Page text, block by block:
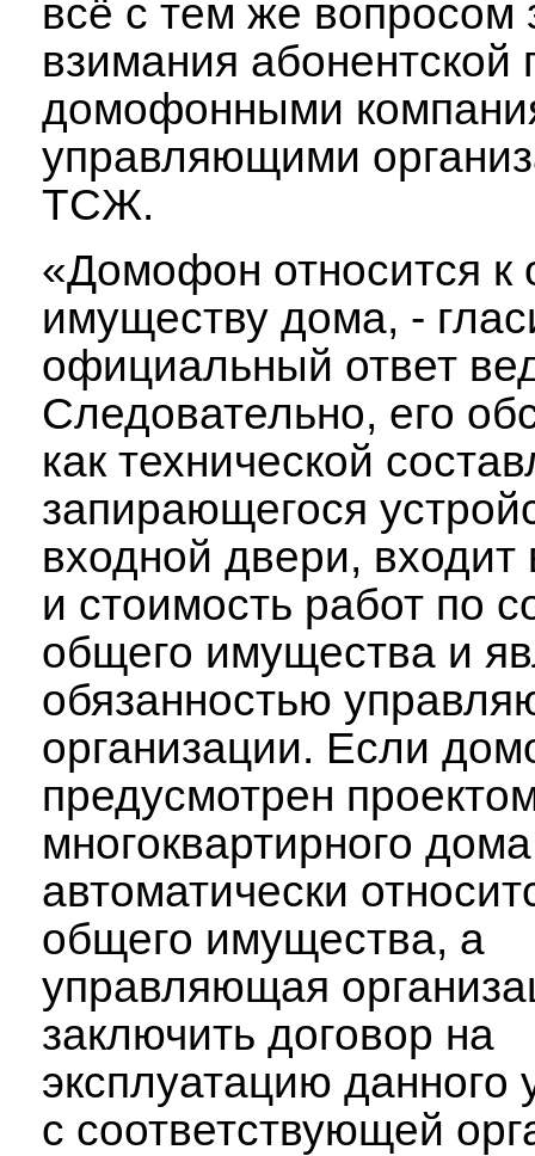
всё с тем же вопросом
взимания абонентской
домофонными
управляющими
ТСЖ.
«Домофон относится
имуществу дома, -
официальный ответ
Следовательно, его
как технической
запирающегося
входной двери, входит
и стоимость работ по
общего имущества и
обязанностью
организации. Если
предусмотрен
многоквартирного
автоматически
общего имущества, а
управляющая
заключить договор на
эксплуатацию данного
с соответствующей